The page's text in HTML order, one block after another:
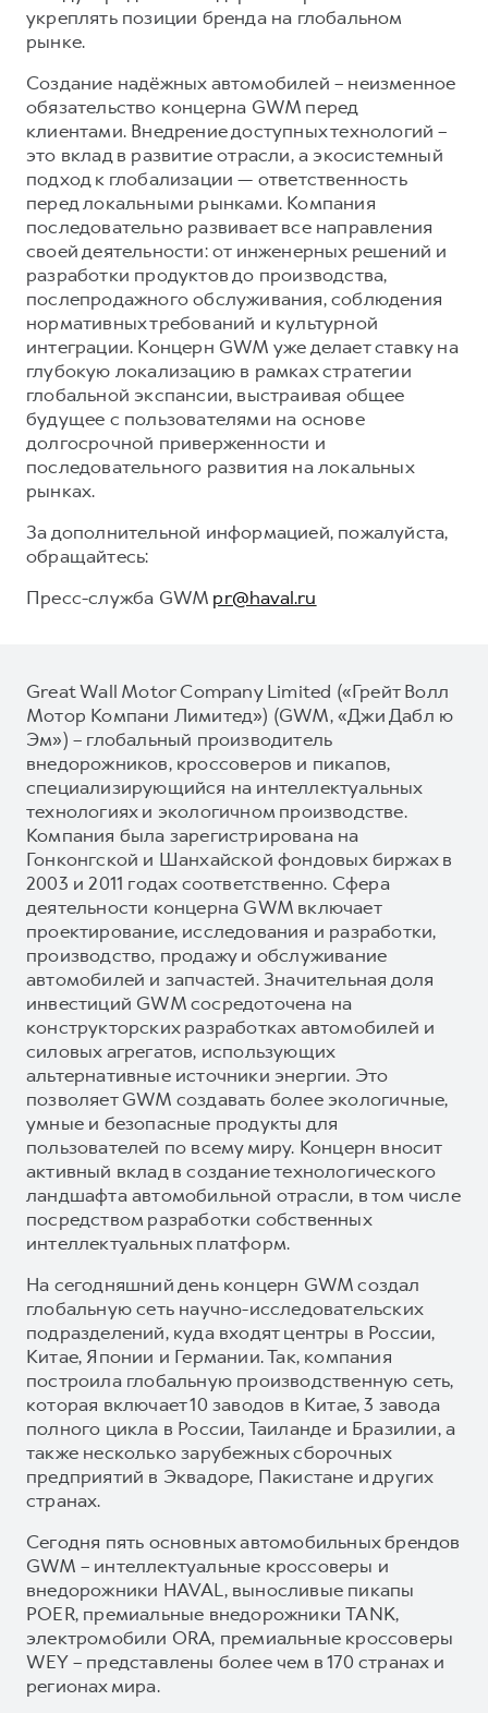
укреплять позиции бренда на глобальном
рынке.
Создание надёжных автомобилей – неизменное
обязательство концерна GWM перед
клиентами. Внедрение доступных технологий –
это вклад в развитие отрасли, а экосистемный
подход к глобализации — ответственность
перед локальными рынками. Компания
последовательно развивает все направления
своей деятельности: от инженерных решений и
разработки продуктов до производства,
послепродажного обслуживания, соблюдения
нормативных требований и культурной
интеграции. Концерн GWM уже делает ставку на
глубокую локализацию в рамках стратегии
глобальной экспансии, выстраивая общее
будущее с пользователями на основе
долгосрочной приверженности и
последовательного развития на локальных
рынках.
За дополнительной информацией, пожалуйста,
обращайтесь:
Пресс-служба GWM pr@haval.ru
Great Wall Motor Company Limited («Грейт Волл
Мотор Компани Лимитед») (GWM, «Джи Дабл ю
Эм») – глобальный производитель
внедорожников, кроссоверов и пикапов,
специализирующийся на интеллектуальных
технологиях и экологичном производстве.
Компания была зарегистрирована на
Гонконгской и Шанхайской фондовых биржах в
2003 и 2011 годах соответственно. Сфера
деятельности концерна GWM включает
проектирование, исследования и разработки,
производство, продажу и обслуживание
автомобилей и запчастей. Значительная доля
инвестиций GWM сосредоточена на
конструкторских разработках автомобилей и
силовых агрегатов, использующих
альтернативные источники энергии. Это
позволяет GWM создавать более экологичные,
умные и безопасные продукты для
пользователей по всему миру. Концерн вносит
активный вклад в создание технологического
ландшафта автомобильной отрасли, в том числе
посредством разработки собственных
интеллектуальных платформ.
На сегодняшний день концерн GWM создал
глобальную сеть научно-исследовательских
подразделений, куда входят центры в России,
Китае, Японии и Германии. Так, компания
построила глобальную производственную сеть,
которая включает 10 заводов в Китае, 3 завода
полного цикла в России, Таиланде и Бразилии, а
также несколько зарубежных сборочных
предприятий в Эквадоре, Пакистане и других
странах.
Сегодня пять основных автомобильных брендов
GWM – интеллектуальные кроссоверы и
внедорожники HAVAL, выносливые пикапы
POER, премиальные внедорожники TANK,
электромобили ORA, премиальные кроссоверы
WEY – представлены более чем в 170 странах и
регионах мира.